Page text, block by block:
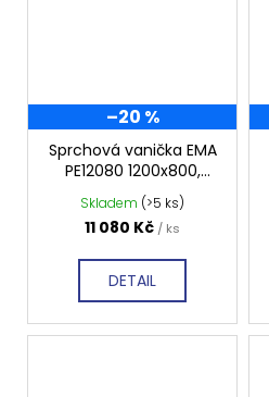
–20 %
Sprchová vanička EMA
PE12080 1200x800,
profilovaná
Skladem (>5 ks)
11 080 Kč / ks
DETAIL